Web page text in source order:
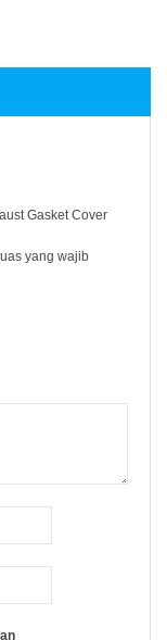
Gasket Cover
yang wajib